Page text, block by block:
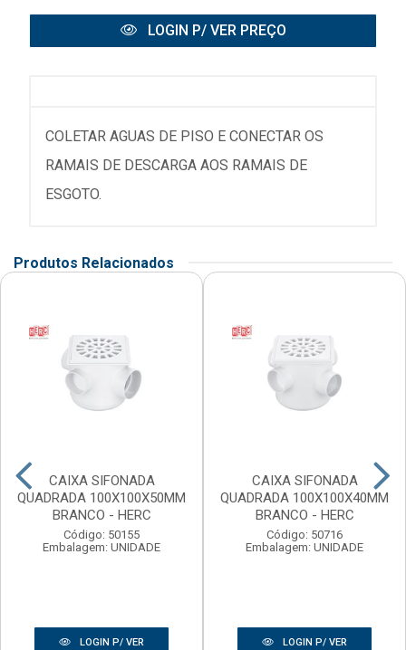
LOGIN P/ VER PREÇO
COLETAR AGUAS DE PISO E CONECTAR OS
RAMAIS DE DESCARGA AOS RAMAIS DE
ESGOTO.
Produtos Relacionados
CAIXA SIFONADA
QUADRADA 100X100X50MM
BRANCO - HERC
Código: 50155
Embalagem: UNIDADE
LOGIN P/ VER
CAIXA SIFONADA
QUADRADA 100X100X40MM
BRANCO - HERC
Código: 50716
Embalagem: UNIDADE
LOGIN P/ VER